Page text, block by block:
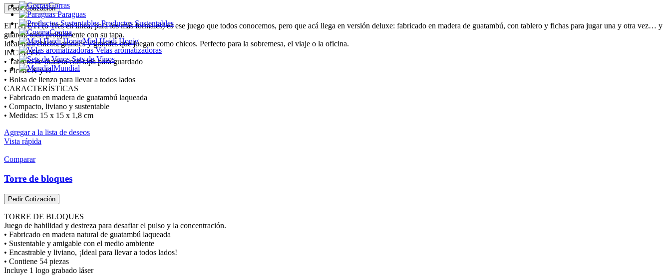
Gorras
Paraguas
Productos Sustentables
Cocina
Miel Heidi Honig
Velas aromatizadoras
Sets de Vinos
Mundial
Pedir Cotización
El TATETÍ (o Tres en línea, para los más formales) es ese juego que todos conocemos, pero que acá llega en versión deluxe: fabricado en madera de guatambú, con tablero y fichas para jugar una y otra vez… y
guardar todo prolijamente con su tapa.
Ideal para chicos, grandes y grandes que juegan como chicos. Perfecto para la sobremesa, el viaje o la oficina.
INCLUYE
• Tablero de madera con tapa para guardado
• Fichas X y O
• Bolsa de lienzo para llevar a todos lados
CARACTERÍSTICAS
• Fabricado en madera de guatambú laqueada
• Compacto, liviano y sustentable
• Medidas: 15 x 15 x 1,8 cm
Agregar a la lista de deseos
Vista rápida
Comparar
Torre de bloques
Pedir Cotización
TORRE DE BLOQUES
Juego de habilidad y destreza para desafiar el pulso y la concentración.
• Fabricado en madera natural de guatambú laqueada
• Sustentable y amigable con el medio ambiente
• Encastrable y liviano, ¡Ideal para llevar a todos lados!
• Contiene 54 piezas
Incluye 1 logo grabado láser